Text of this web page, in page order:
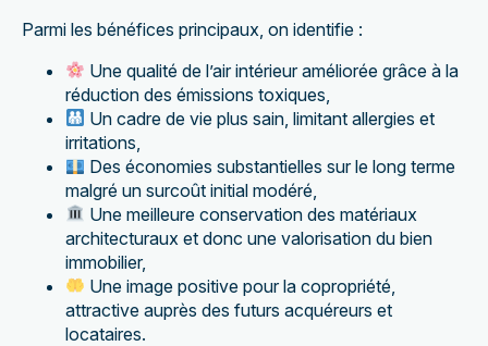
Parmi les bénéfices principaux, on identifie :
Une qualité de l’air intérieur améliorée grâce à la
réduction des émissions toxiques,
Un cadre de vie plus sain, limitant allergies et
irritations,
Des économies substantielles sur le long terme
malgré un surcoût initial modéré,
Une meilleure conservation des matériaux
architecturaux et donc une valorisation du bien
immobilier,
Une image positive pour la copropriété,
attractive auprès des futurs acquéreurs et
locataires.